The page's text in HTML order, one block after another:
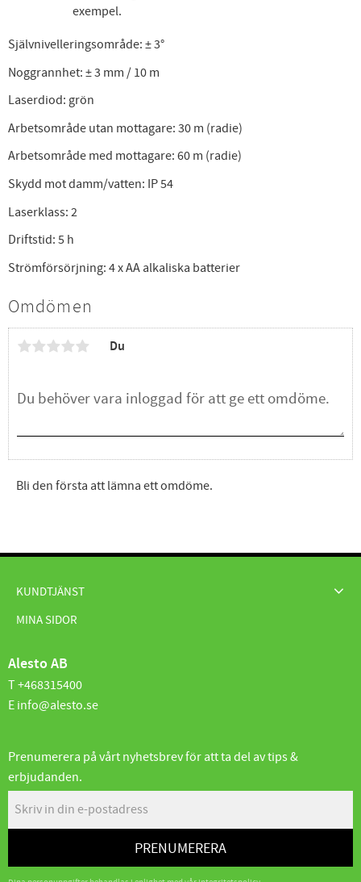
exempel.
Självnivelleringsområde: ± 3°
Noggrannhet: ± 3 mm / 10 m
Laserdiod: grön
Arbetsområde utan mottagare: 30 m (radie)
Arbetsområde med mottagare: 60 m (radie)
Skydd mot damm/vatten: IP 54
Laserklass: 2
Driftstid: 5 h
Strömförsörjning: 4 x AA alkaliska batterier
Omdömen
Du
Bli den första att lämna ett omdöme.
KUNDTJÄNST
MINA SIDOR
Alesto AB
T +468315400
E info@alesto.se
Prenumerera på vårt nyhetsbrev för att ta del av tips &
erbjudanden.
PRENUMERERA